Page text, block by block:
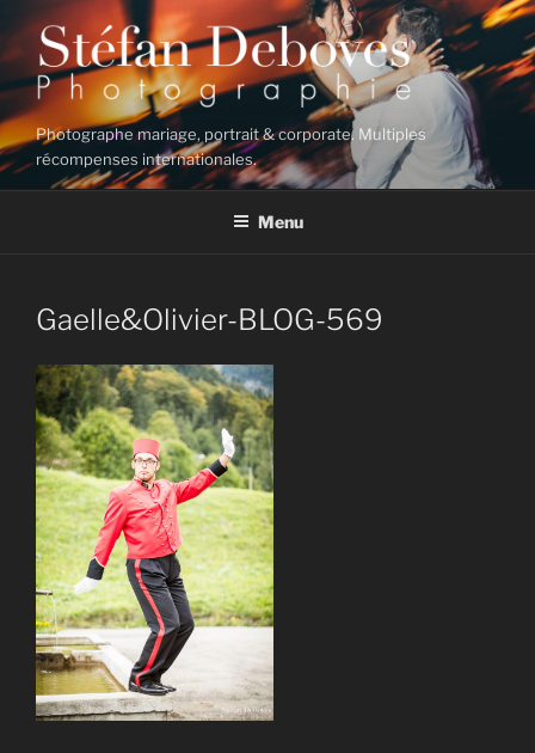
au
contenu
principal
Photographe mariage, portrait & corporate. Multiples
récompenses internationales.
Menu
Gaelle&Olivier-BLOG-569